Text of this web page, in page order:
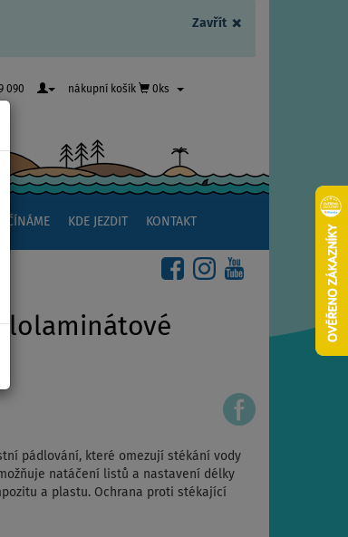
Zavřít ×
090 nákupní košík 0ks
KDE JEZDIT KONTAKT
pádlování, které omezují stékání vody
natáčení listů a nastavení délky
a plastu. Ochrana proti stékající